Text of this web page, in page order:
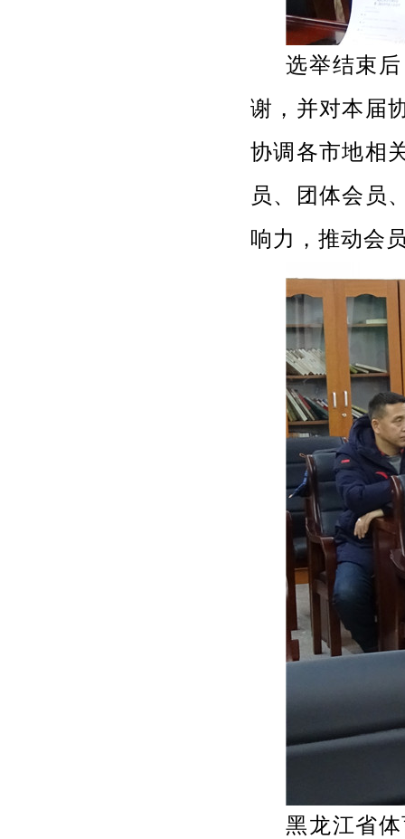
选举结束
谢，并对本届
协调各市地相
员、团体会员
响力，推动会
黑龙江省